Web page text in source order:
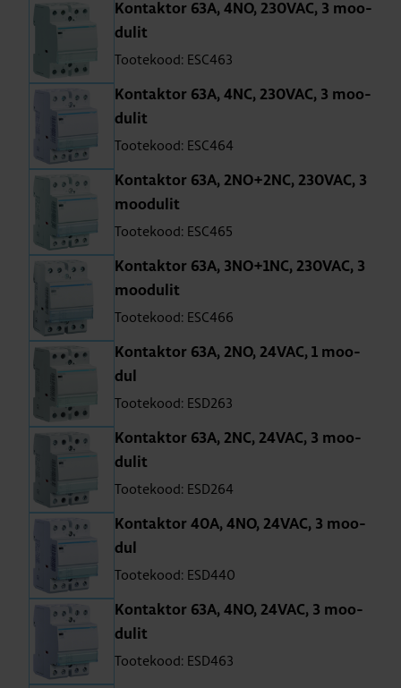
Kon­tak­tor 63A, 4NO, 230VAC, 3 moo­
du­lit
Tootekood: ESC463
Kon­tak­tor 63A, 4NC, 230VAC, 3 moo­
du­lit
Tootekood: ESC464
Kon­tak­tor 63A, 2NO+2NC, 230VAC, 3
moo­du­lit
Tootekood: ESC465
Kon­tak­tor 63A, 3NO+1NC, 230VAC, 3
moo­du­lit
Tootekood: ESC466
Kon­tak­tor 63A, 2NO, 24VAC, 1 moo­
dul
Tootekood: ESD263
Kon­tak­tor 63A, 2NC, 24VAC, 3 moo­
du­lit
Tootekood: ESD264
Kon­tak­tor 40A, 4NO, 24VAC, 3 moo­
dul
Tootekood: ESD440
Kon­tak­tor 63A, 4NO, 24VAC, 3 moo­
du­lit
Tootekood: ESD463